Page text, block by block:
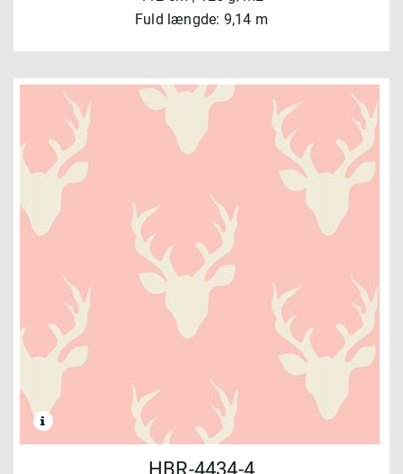
Fuld længde: 9,14 m
HBR-4434-4